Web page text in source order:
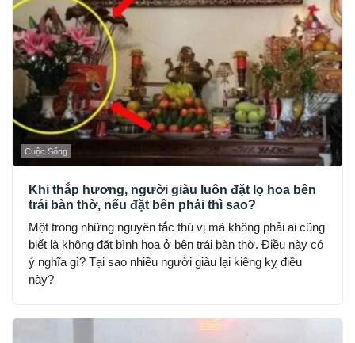
Cuộc Sống
Khi thắp hương, người giàu luôn đặt lọ hoa bên
trái bàn thờ, nếu đặt bên phải thì sao?
Một trong những nguyên tắc thú vị mà không phải ai cũng
biết là không đặt bình hoa ở bên trái bàn thờ. Điều này có
ý nghĩa gì? Tại sao nhiều người giàu lại kiêng kỵ điều
này?